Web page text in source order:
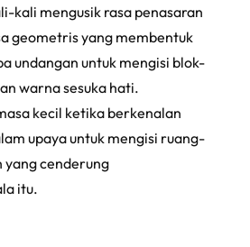
kali mengusik rasa penasaran
geometris yang membentuk
undangan untuk mengisi blok-
warna sesuka hati.
kecil ketika berkenalan
upaya untuk mengisi ruang-
yang cenderung
itu.